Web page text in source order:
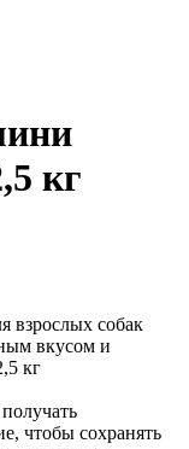
кг
взрослых собак
вкусом и
кг
чтобы сохранять